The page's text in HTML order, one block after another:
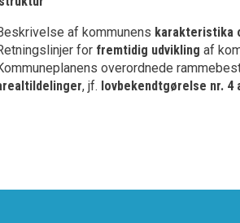
af kommunens karakteristika
for fremtidig udvikling af
overordnede
, jf. lovbekendtgørelse nr. 4